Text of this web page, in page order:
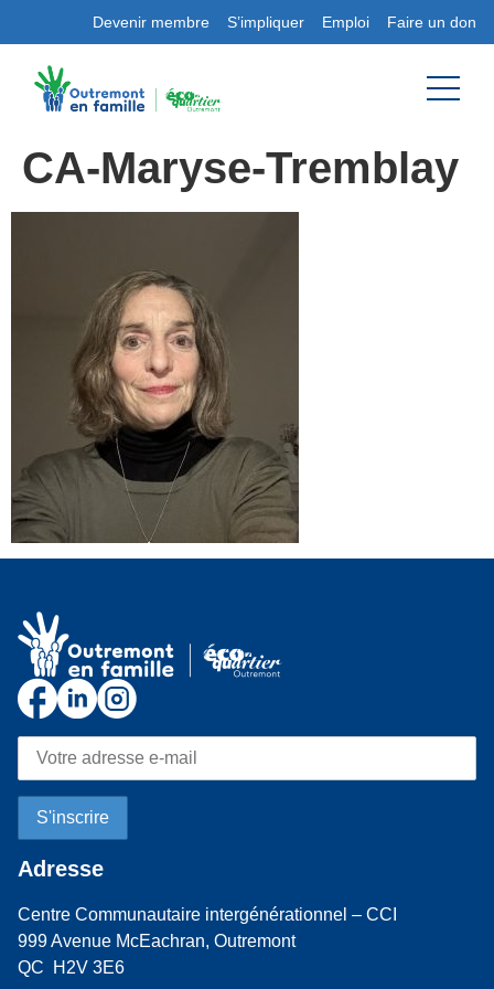
Devenir membre S’impliquer Emploi Faire un don
CA-Maryse-Tremblay
Adresse
Centre Communautaire intergénérationnel – CCI
999 Avenue McEachran, Outremont
QC H2V 3E6